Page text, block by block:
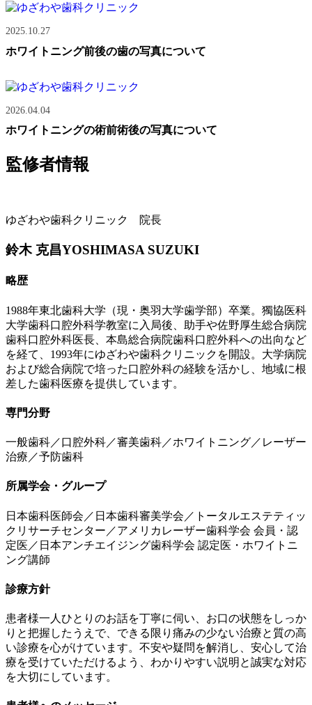
2025.10.27
ホワイトニング前後の歯の写真について
2026.04.04
ホワイトニングの術前術後の写真について
監修者情報
ゆざわや歯科クリニック 院長
鈴木 克昌YOSHIMASA SUZUKI
略歴
1988年東北歯科大学（現・奥羽大学歯学部）卒業。獨協医科
大学歯科口腔外科学教室に入局後、助手や佐野厚生総合病院
歯科口腔外科医長、本島総合病院歯科口腔外科への出向など
を経て、1993年にゆざわや歯科クリニックを開設。大学病院
および総合病院で培った口腔外科の経験を活かし、地域に根
差した歯科医療を提供しています。
専門分野
一般歯科／口腔外科／審美歯科／ホワイトニング／レーザー
治療／予防歯科
所属学会・グループ
日本歯科医師会／日本歯科審美学会／トータルエステティッ
クリサーチセンター／アメリカレーザー歯科学会 会員・認
定医／日本アンチエイジング歯科学会 認定医・ホワイトニ
ング講師
診療方針
患者様一人ひとりのお話を丁寧に伺い、お口の状態をしっか
りと把握したうえで、できる限り痛みの少ない治療と質の高
い診療を心がけています。不安や疑問を解消し、安心して治
療を受けていただけるよう、わかりやすい説明と誠実な対応
を大切にしています。